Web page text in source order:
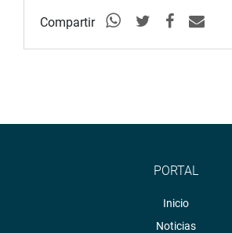
Compartir
PORTAL
Inicio
Noticias